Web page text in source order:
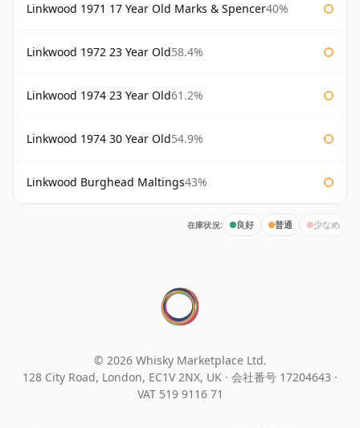
Linkwood 1971 17 Year Old Marks & Spencer40%
Linkwood 1972 23 Year Old58.4%
Linkwood 1974 23 Year Old61.2%
Linkwood 1974 30 Year Old54.9%
Linkwood Burghead Maltings43%
在庫状況: 良好 普通 少なめ
© 2026 Whisky Marketplace Ltd.
128 City Road, London, EC1V 2NX, UK · 会社番号 17204643 ·
VAT 519 9116 71